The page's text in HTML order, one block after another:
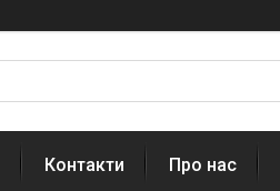
Контакти Про нас